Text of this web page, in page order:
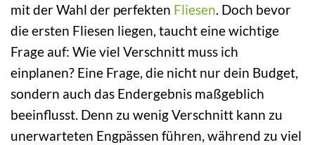
mit der Wahl der perfekten Fliesen. Doch bevor
die ersten Fliesen liegen, taucht eine wichtige
Frage auf: Wie viel Verschnitt muss ich
einplanen? Eine Frage, die nicht nur dein Budget,
sondern auch das Endergebnis maßgeblich
beeinflusst. Denn zu wenig Verschnitt kann zu
unerwarteten Engpässen führen, während zu viel